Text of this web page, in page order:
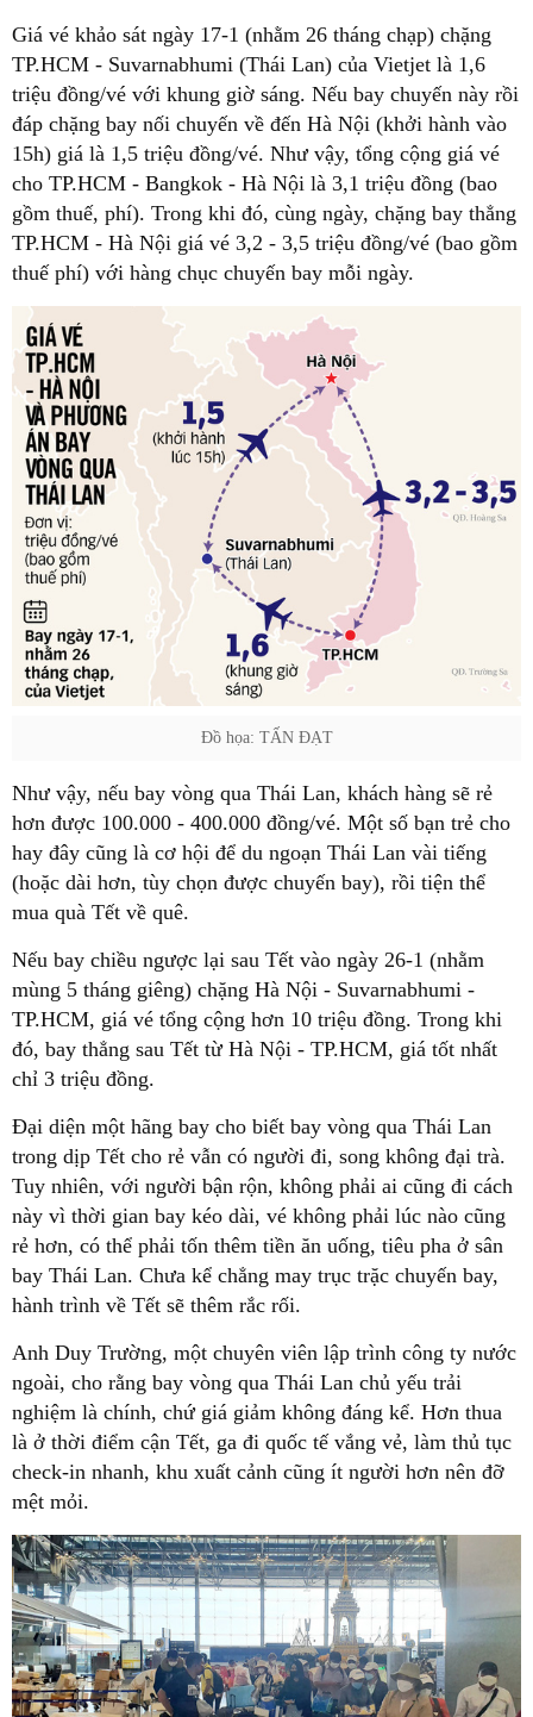
Giá vé khảo sát ngày 17-1 (nhằm 26 tháng chạp) chặng
TP.HCM - Suvarnabhumi (Thái Lan) của Vietjet là 1,6
triệu đồng/vé với khung giờ sáng. Nếu bay chuyến này rồi
đáp chặng bay nối chuyến về đến Hà Nội (khởi hành vào
15h) giá là 1,5 triệu đồng/vé. Như vậy, tổng cộng giá vé
cho TP.HCM - Bangkok - Hà Nội là 3,1 triệu đồng (bao
gồm thuế, phí). Trong khi đó, cùng ngày, chặng bay thẳng
TP.HCM - Hà Nội giá vé 3,2 - 3,5 triệu đồng/vé (bao gồm
thuế phí) với hàng chục chuyến bay mỗi ngày.
Đồ họa: TẤN ĐẠT
Như vậy, nếu bay vòng qua Thái Lan, khách hàng sẽ rẻ
hơn được 100.000 - 400.000 đồng/vé. Một số bạn trẻ cho
hay đây cũng là cơ hội để du ngoạn Thái Lan vài tiếng
(hoặc dài hơn, tùy chọn được chuyến bay), rồi tiện thể
mua quà Tết về quê.
Nếu bay chiều ngược lại sau Tết vào ngày 26-1 (nhằm
mùng 5 tháng giêng) chặng Hà Nội - Suvarnabhumi -
TP.HCM, giá vé tổng cộng hơn 10 triệu đồng. Trong khi
đó, bay thẳng sau Tết từ Hà Nội - TP.HCM, giá tốt nhất
chỉ 3 triệu đồng.
Đại diện một hãng bay cho biết bay vòng qua Thái Lan
trong dịp Tết cho rẻ vẫn có người đi, song không đại trà.
Tuy nhiên, với người bận rộn, không phải ai cũng đi cách
này vì thời gian bay kéo dài, vé không phải lúc nào cũng
rẻ hơn, có thể phải tốn thêm tiền ăn uống, tiêu pha ở sân
bay Thái Lan. Chưa kể chẳng may trục trặc chuyến bay,
hành trình về Tết sẽ thêm rắc rối.
Anh Duy Trường, một chuyên viên lập trình công ty nước
ngoài, cho rằng bay vòng qua Thái Lan chủ yếu trải
nghiệm là chính, chứ giá giảm không đáng kể. Hơn thua
là ở thời điểm cận Tết, ga đi quốc tế vắng vẻ, làm thủ tục
check-in nhanh, khu xuất cảnh cũng ít người hơn nên đỡ
mệt mỏi.